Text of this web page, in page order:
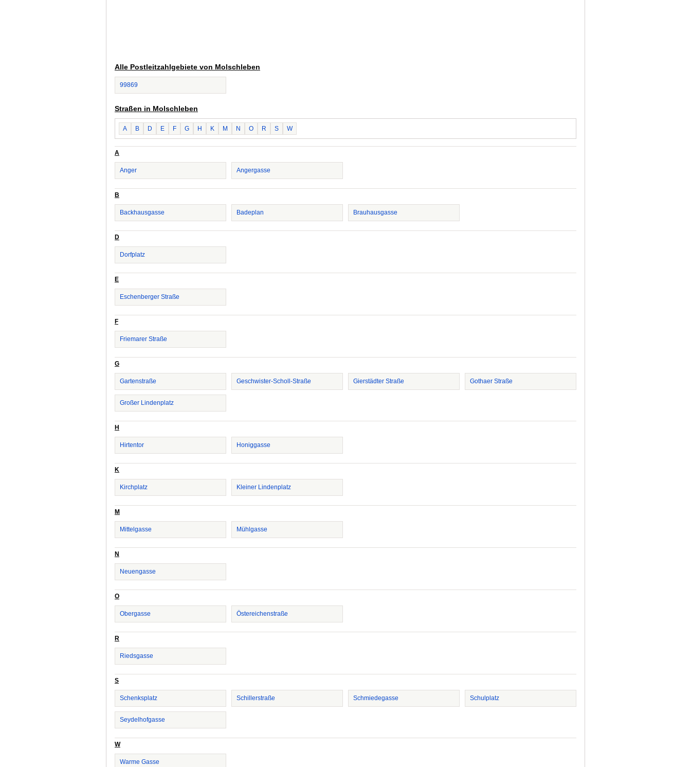
Alle Postleitzahlgebiete von Molschleben
99869
Straßen in Molschleben
A B D E F G H K M N O R S W
A
Anger Angergasse
B
Backhausgasse Badeplan Brauhausgasse
D
Dorfplatz
E
Eschenberger Straße
F
Friemarer Straße
G
Gartenstraße Geschwister-Scholl-Straße Gierstädter Straße Gothaer Straße
Großer Lindenplatz
H
Hirtentor Honiggasse
K
Kirchplatz Kleiner Lindenplatz
M
Mittelgasse Mühlgasse
N
Neuengasse
O
Obergasse Östereichenstraße
R
Riedsgasse
S
Schenksplatz Schillerstraße Schmiedegasse Schulplatz
Seydelhofgasse
W
Warme Gasse